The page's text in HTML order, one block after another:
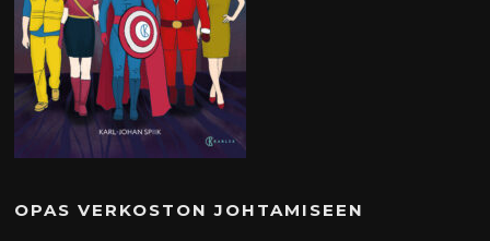
OPAS VERKOSTON JOHTAMISEEN